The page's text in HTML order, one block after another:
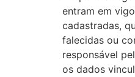
entram em
cadastradas,
falecidas ou
responsável
os dados